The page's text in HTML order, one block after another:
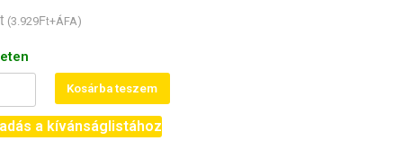
(3.929Ft+ÁFA)
Kosárba teszem
a kívánságlistához